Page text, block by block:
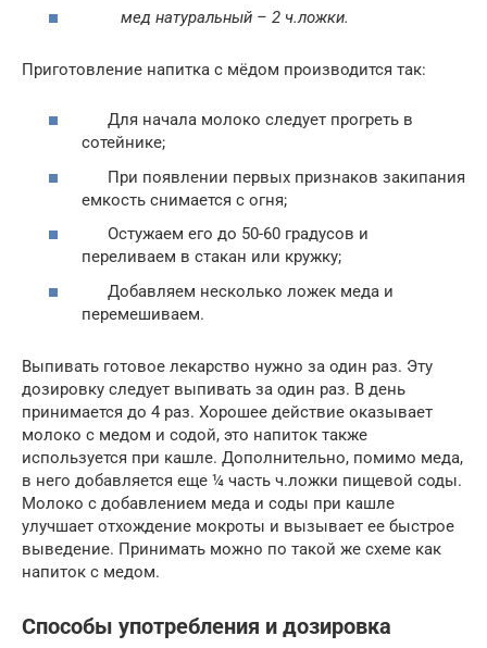
мед натуральный – 2 ч.ложки.
Приготовление напитка с мёдом производится так:
Для начала молоко следует прогреть в
сотейнике;
При появлении первых признаков закипания
емкость снимается с огня;
Остужаем его до 50-60 градусов и
переливаем в стакан или кружку;
Добавляем несколько ложек меда и
перемешиваем.
Выпивать готовое лекарство нужно за один раз. Эту
дозировку следует выпивать за один раз. В день
принимается до 4 раз. Хорошее действие оказывает
молоко с медом и содой, это напиток также
используется при кашле. Дополнительно, помимо меда,
в него добавляется еще ¼ часть ч.ложки пищевой соды.
Молоко с добавлением меда и соды при кашле
улучшает отхождение мокроты и вызывает ее быстрое
выведение. Принимать можно по такой же схеме как
напиток с медом.
Способы употребления и дозировка